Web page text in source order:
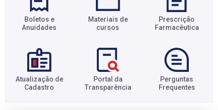
Boletos e
Anuidades​
Materiais de
cursos​
Prescrição
Farmacêutica​
Atualização de
Cadastro​
Portal da
Transparência​
Perguntas
Frequentes​